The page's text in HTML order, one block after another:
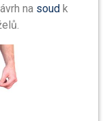
na soud k